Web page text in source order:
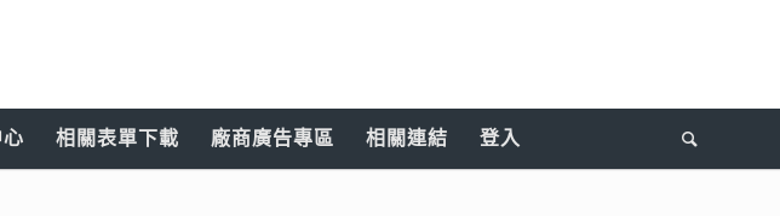
相關表單下載 廠商廣告專區 相關連結 登入